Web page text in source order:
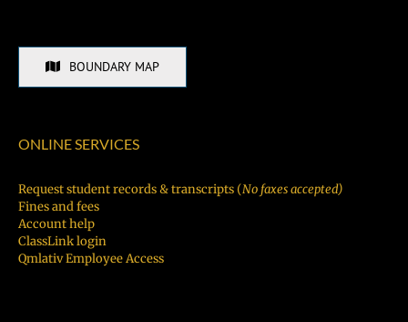
BOUNDARY MAP
ONLINE SERVICES
Request student records & transcripts (No faxes accepted)
Fines and fees
Account help
ClassLink login
Qmlativ Employee Access